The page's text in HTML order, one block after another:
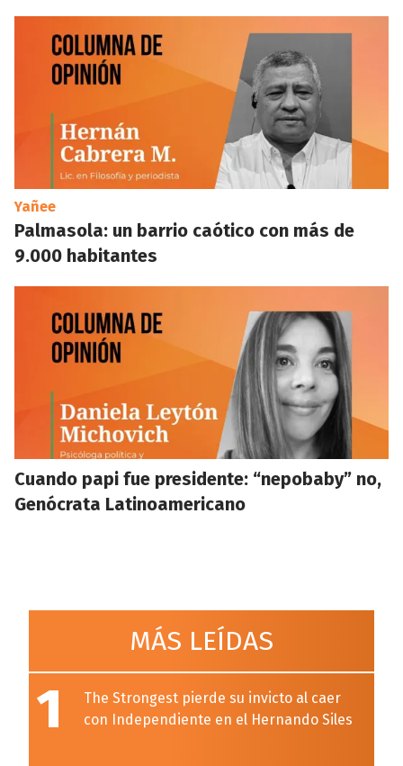
Yañee
Palmasola: un barrio caótico con más de
9.000 habitantes
Cuando papi fue presidente: “nepobaby” no,
Genócrata Latinoamericano
MÁS LEÍDAS
1
The Strongest pierde su invicto al caer
con Independiente en el Hernando Siles